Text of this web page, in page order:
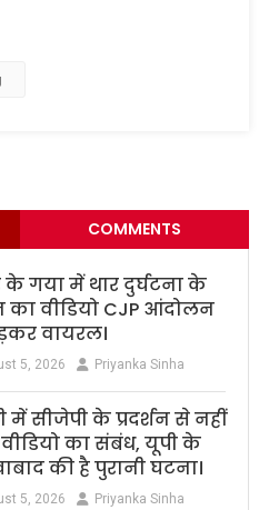
COMMENTS
के गया में थार दुर्घटना के
का वीडियो CJP आंदोलन
वायरल।
5, 2026 Priyanka Sinha
में सीजेपी के प्रदर्शन से नहीं
का संबंध, यूपी के
की है पुरानी घटना।
5, 2026 Priyanka Sinha